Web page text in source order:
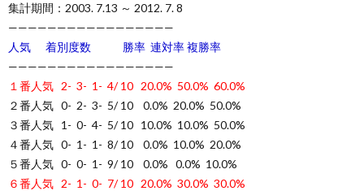
集計期間：2003. 7.13 ～ 2012. 7. 8
—————————————————
人気 着別度数 勝率 連対率 複勝率
—————————————————
１番人気 2- 3- 1- 4/ 10 20.0% 50.0% 60.0%
２番人気 0- 2- 3- 5/ 10 0.0% 20.0% 50.0%
３番人気 1- 0- 4- 5/ 10 10.0% 10.0% 50.0%
４番人気 0- 1- 1- 8/ 10 0.0% 10.0% 20.0%
５番人気 0- 0- 1- 9/ 10 0.0% 0.0% 10.0%
６番人気 2- 1- 0- 7/ 10 20.0% 30.0% 30.0%